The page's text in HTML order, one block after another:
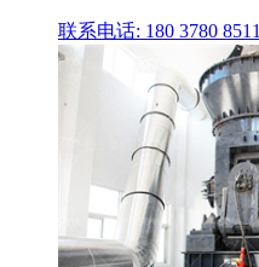
联系电话: 180 3780 8511